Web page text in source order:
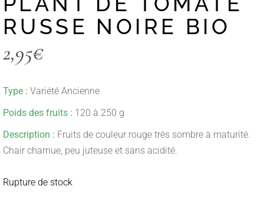
RUSSE NOIRE BIO
2,95€
Type : Variété Ancienne
Poids des fruits : 120 à 250 g
Description : Fruits de couleur rouge très sombre à maturité.
Chair charnue, peu juteuse et sans acidité.
Rupture de stock